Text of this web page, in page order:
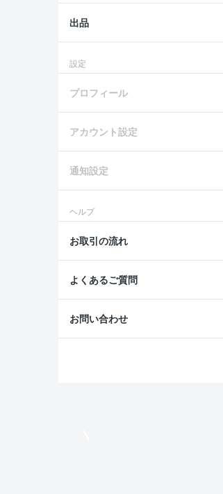
出品
設定
プロフィール
アカウント設定
通知設定
ヘルプ
お取引の流れ
よくあるご質問
お問い合わせ